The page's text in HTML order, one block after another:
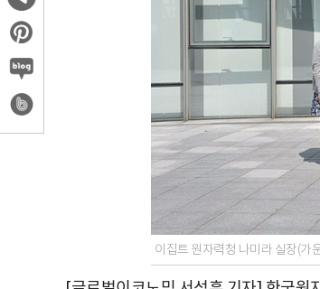
이집트 원자력청 나미라 실장(가